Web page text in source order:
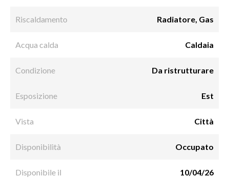
Riscaldamento Radiatore, Gas
Acqua calda Caldaia
Condizione Da ristrutturare
Esposizione Est
Vista Città
Disponibilità Occupato
Disponibile il 10/04/26